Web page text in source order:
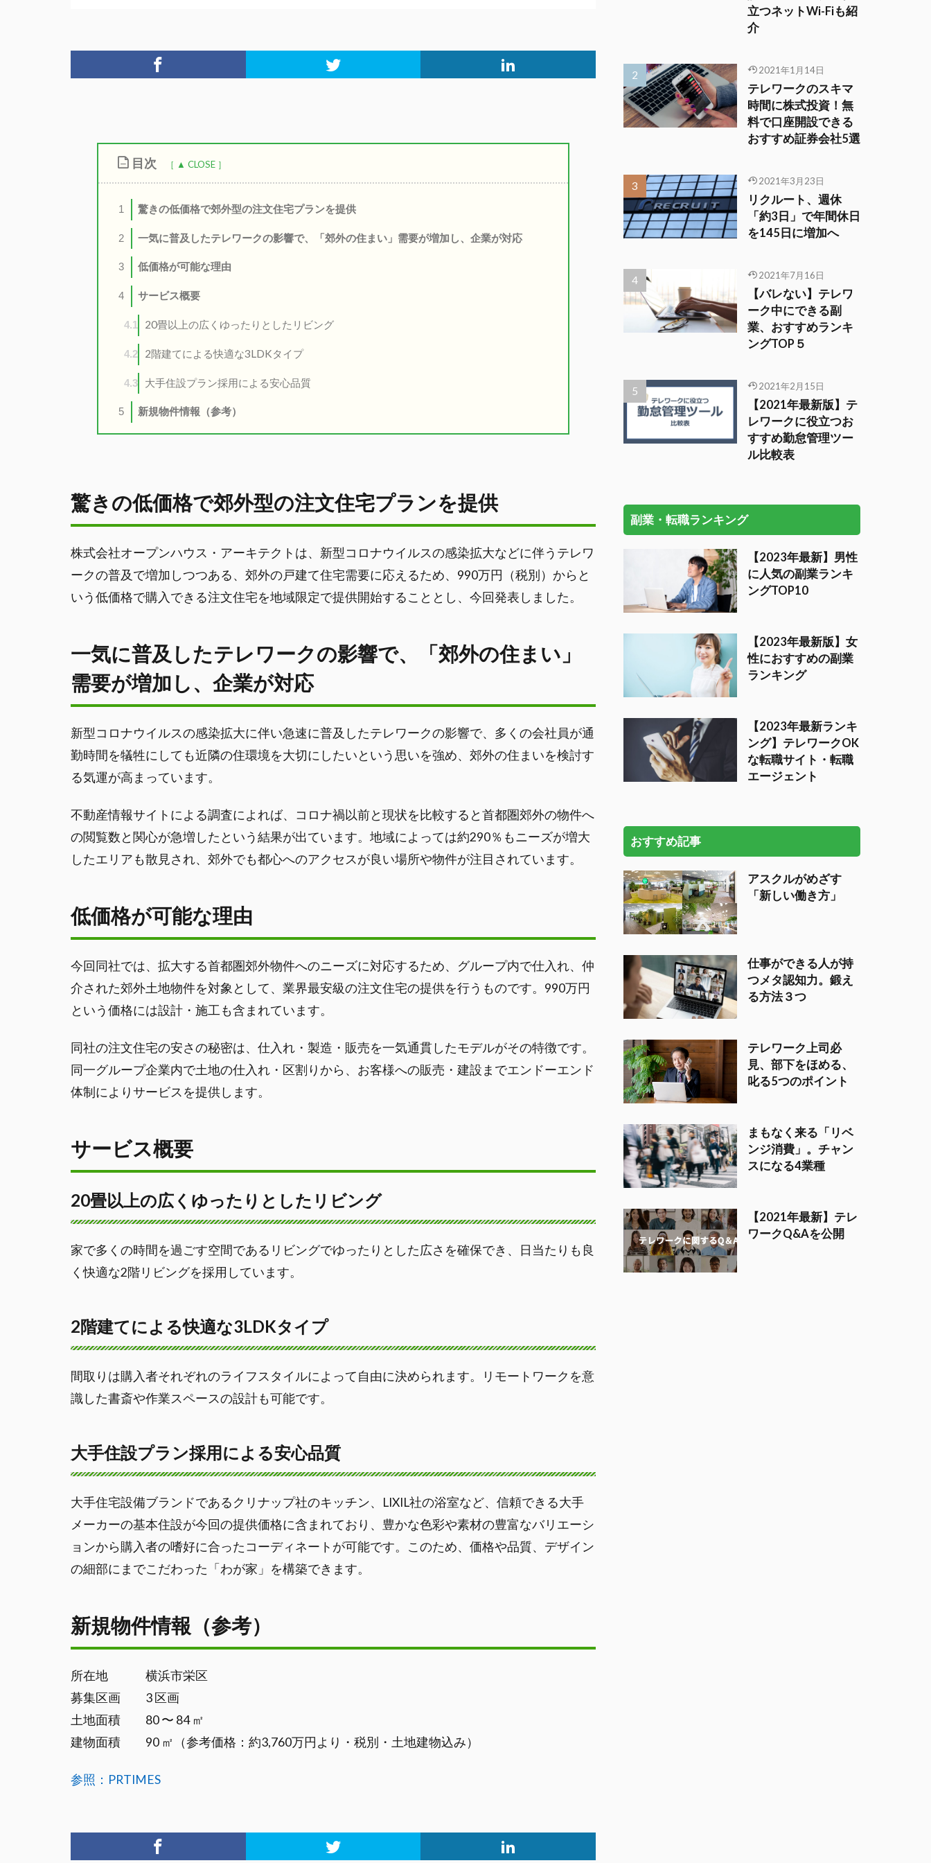
目次
1 驚きの低価格で郊外型の注文住宅プランを提供
2 一気に普及したテレワークの影響で、「郊外の住まい」需要が増加し、企業が対応
3 低価格が可能な理由
4 サービス概要
4.1 20畳以上の広くゆったりとしたリビング
4.2 2階建てによる快適な3LDKタイプ
4.3 大手住設プラン採用による安心品質
5 新規物件情報（参考）
驚きの低価格で郊外型の注文住宅プランを提供
株式会社オープンハウス・アーキテクトは、新型コロナウイルスの感染拡大などに伴うテレワ
ークの普及で増加しつつある、郊外の戸建て住宅需要に応えるため、990万円（税別）からと
いう低価格で購入できる注文住宅を地域限定で提供開始することとし、今回発表しました。
一気に普及したテレワークの影響で、「郊外の住まい」
需要が増加し、企業が対応
新型コロナウイルスの感染拡大に伴い急速に普及したテレワークの影響で、多くの会社員が通
勤時間を犠牲にしても近隣の住環境を大切にしたいという思いを強め、郊外の住まいを検討す
る気運が高まっています。
不動産情報サイトによる調査によれば、コロナ禍以前と現状を比較すると首都圏郊外の物件へ
の閲覧数と関心が急増したという結果が出ています。地域によっては約290％もニーズが増大
したエリアも散見され、郊外でも都心へのアクセスが良い場所や物件が注目されています。
低価格が可能な理由
今回同社では、拡大する首都圏郊外物件へのニーズに対応するため、グループ内で仕入れ、仲
介された郊外土地物件を対象として、業界最安級の注文住宅の提供を行うものです。990万円
という価格には設計・施工も含まれています。
同社の注文住宅の安さの秘密は、仕入れ・製造・販売を一気通貫したモデルがその特徴です。
同一グループ企業内で土地の仕入れ・区割りから、お客様への販売・建設までエンドーエンド
体制によりサービスを提供します。
サービス概要
20畳以上の広くゆったりとしたリビング
家で多くの時間を過ごす空間であるリビングでゆったりとした広さを確保でき、日当たりも良
く快適な2階リビングを採用しています。
2階建てによる快適な3LDKタイプ
間取りは購入者それぞれのライフスタイルによって自由に決められます。リモートワークを意
識した書斎や作業スペースの設計も可能です。
大手住設プラン採用による安心品質
大手住宅設備ブランドであるクリナップ社のキッチン、LIXIL社の浴室など、信頼できる大手
メーカーの基本住設が今回の提供価格に含まれており、豊かな色彩や素材の豊富なバリエーシ
ョンから購入者の嗜好に合ったコーディネートが可能です。このため、価格や品質、デザイン
の細部にまでこだわった「わが家」を構築できます。
新規物件情報（参考）
所在地 横浜市栄区
募集区画 3 区画
土地面積 80 〜 84 ㎡
建物面積 90 ㎡（参考価格：約3,760万円より・税別・土地建物込み）
参照：PRTIMES
立つネットWi-Fiも紹
介
2021年1月14日
テレワークのスキマ
時間に株式投資！無
料で口座開設できる
おすすめ証券会社5選
2021年3月23日
リクルート、週休
「約3日」で年間休日
を145日に増加へ
2021年7月16日
【バレない】テレワ
ーク中にできる副
業、おすすめランキ
ングTOP５
2021年2月15日
【2021年最新版】テ
レワークに役立つお
すすめ勤怠管理ツー
ル比較表
副業・転職ランキング
【2023年最新】男性
に人気の副業ランキ
ングTOP10
【2023年最新版】女
性におすすめの副業
ランキング
【2023年最新ランキ
ング】テレワークOK
な転職サイト・転職
エージェント
おすすめ記事
アスクルがめざす
「新しい働き方」
仕事ができる人が持
つメタ認知力。鍛え
る方法３つ
テレワーク上司必
見、部下をほめる、
叱る5つのポイント
まもなく来る「リベ
ンジ消費」。チャン
スになる4業種
【2021年最新】テレ
ワークQ&Aを公開